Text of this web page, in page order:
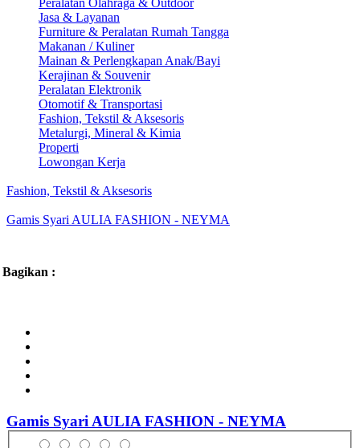
Jasa & Layanan
Furniture & Peralatan Rumah Tangga
Makanan / Kuliner
Mainan & Perlengkapan Anak/Bayi
Kerajinan & Souvenir
Peralatan Elektronik
Otomotif & Transportasi
Fashion, Tekstil & Aksesoris
Metalurgi, Mineral & Kimia
Properti
Lowongan Kerja
Fashion, Tekstil & Aksesoris
Gamis Syari AULIA FASHION - NEYMA
Bagikan :
Gamis Syari AULIA FASHION - NEYMA